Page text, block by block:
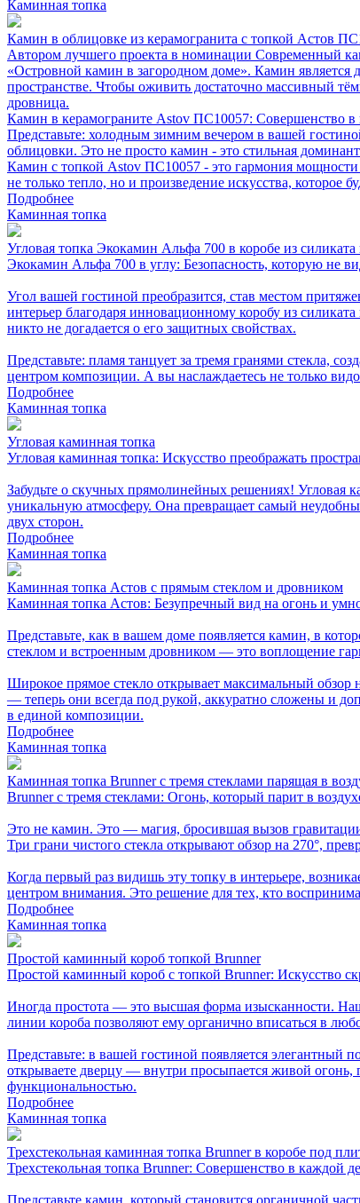
Каминная топка
Камин в облицовке из керамогранита с топкой Астов
Автором лучшего проекта в номинации Современный
«Островной камин в загородном доме». Камин является
пространстве. Чтобы оживить достаточно массивный
дровница.
Камин в керамограните Astov ПС10057: Совершенство в
Представьте: холодным зимним вечером в вашей
облицовки. Это не просто камин - это стильная
Камин с топкой Astov ПС10057 - это гармония мощности
не только тепло, но и произведение искусства, которое
Подробнее
Каминная топка
Угловая топка Экокамин Альфа 700 в коробе из силиката
Экокамин Альфа 700 в углу: Безопасность, которую не
Угол вашей гостиной преобразится, став местом
интерьер благодаря инновационному коробу из
никто не догадается о его защитных свойствах.
Представьте: пламя танцует за тремя гранями стекла,
центром композиции. А вы наслаждаетесь не только
Подробнее
Каминная топка
Угловая каминная топка
Угловая каминная топка: Искусство преображать
Забудьте о скучных прямолинейных решениях! Угловая
уникальную атмосферу. Она превращает самый
двух сторон.
Подробнее
Каминная топка
Каминная топка Астов с прямым стеклом и дровником
Каминная топка Астов: Безупречный вид на огонь и
Представьте, как в вашем доме появляется камин, в
стеклом и встроенным дровником — это воплощение
Широкое прямое стекло открывает максимальный обзор
— теперь они всегда под рукой, аккуратно сложены и
в единой композиции.
Подробнее
Каминная топка
Каминная топка Brunner с тремя стеклами парящая в
Brunner с тремя стеклами: Огонь, который парит в
Это не камин. Это — магия, бросившая вызов
Три грани чистого стекла открывают обзор на 270°,
Когда первый раз видишь эту топку в интерьере,
центром внимания. Это решение для тех, кто
Подробнее
Каминная топка
Простой каминный короб топкой Brunner
Простой каминный короб с топкой Brunner: Искусство
Иногда простота — это высшая форма изысканности.
линии короба позволяют ему органично вписаться в
Представьте: в вашей гостиной появляется
открываете дверцу — внутри просыпается живой огонь,
функциональностью.
Подробнее
Каминная топка
Трехстекольная каминная топка Brunner в коробе под
Трехстекольная топка Brunner: Совершенство в каждой
Представьте камин, который становится органичной